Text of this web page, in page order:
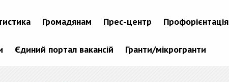
Громадянам Прес-центр Профорієнтація
Єдиний портал вакансій Гранти/мікрогранти